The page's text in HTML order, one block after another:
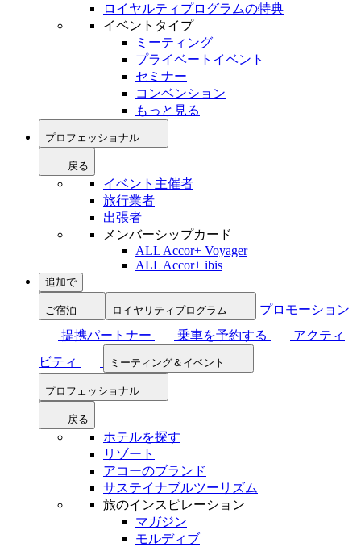
ロイヤルティプログラムの特典
イベントタイプ
ミーティング
プライベートイベント
セミナー
コンベンション
もっと見る
プロフェッショナル
戻る
イベント主催者
旅行業者
出張者
メンバーシップカード
ALL Accor+ Voyager
ALL Accor+ ibis
追加で
ご宿泊 ロイヤリティプログラム
プロモーション
提携パートナー
乗車を予約する
アクティ
ビティ
ミーティング＆イベント
プロフェッショナル
戻る
ホテルを探す
リゾート
アコーのブランド
サステイナブルツーリズム
旅のインスピレーション
マガジン
モルディブ